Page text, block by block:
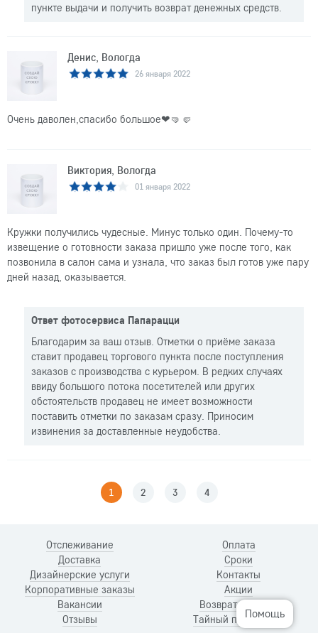
Помощь
пункте выдачи и получить возврат денежных средств.
Денис, Вологда
26 января 2022
Очень даволен,спасибо большое❤🤜🤛
Виктория, Вологда
01 января 2022
Кружки получились чудесные. Минус только один. Почему-то
извещение о готовности заказа пришло уже после того, как
позвонила в салон сама и узнала, что заказ был готов уже пару
дней назад, оказывается.
Ответ фотосервиса Папарацци
Благодарим за ваш отзыв. Отметки о приёме заказа
ставит продавец торгового пункта после поступления
заказов с производства с курьером. В редких случаях
ввиду большого потока посетителей или других
обстоятельств продавец не имеет возможности
поставить отметки по заказам сразу. Приносим
извинения за доставленные неудобства.
1 2 3 4
Отслеживание
Доставка
Оплата
Сроки
Дизайнерские услуги
Корпоративные заказы
Контакты
Акции
Вакансии
Отзывы
Возврат и обмен
Тайный покупатель